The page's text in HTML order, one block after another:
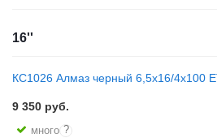
16''
КС1026 Алмаз черный 6,5x16/4x100
9 350 руб.
много ?